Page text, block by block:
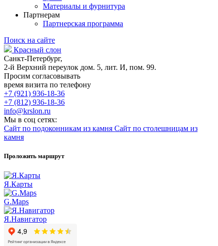
Материалы и фурнитура
Партнерам
Партнерская программа
Поиск на сайте
Красный слон
Санкт-Петербург,
2-й Верхний переулок дом. 5, лит. И, пом. 99.
Просим согласовывать
время визита по телефону
+7 (921) 936-18-36
+7 (812) 936-18-36
info@krslon.ru
Мы в соц сетях:
Сайт по подоконникам из камня Сайт по столешницам из
камня
Проложить маршрут
Я.Карты
G.Maps
Я.Навигатор